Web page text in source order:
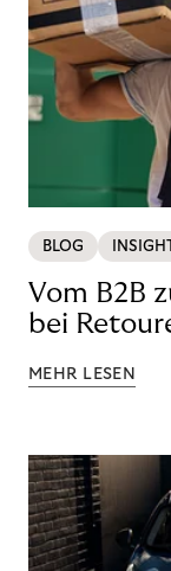
BLOG
Vom B2B
bei
MEHR LESEN